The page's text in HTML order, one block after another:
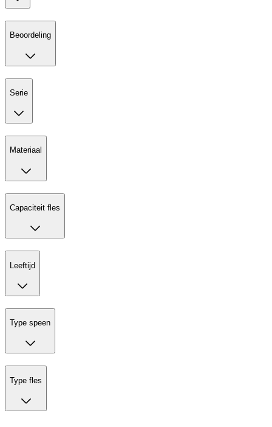
Beoordeling
Serie
Materiaal
Capaciteit fles
Leeftijd
Type speen
Type fles